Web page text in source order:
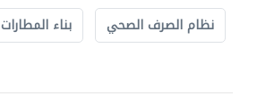
نظام الصرف الصحي
بناء المطارات